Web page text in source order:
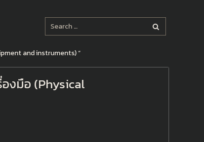
and instruments) “
งมือ (Physical